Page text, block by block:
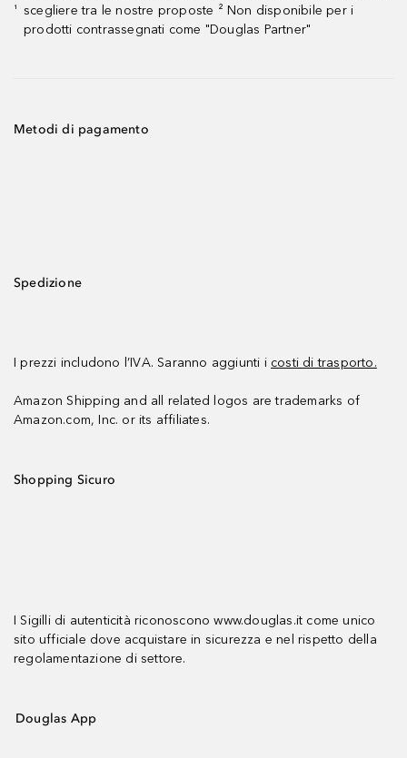
¹
scegliere tra le nostre proposte ² Non disponibile per i
prodotti contrassegnati come "Douglas Partner"
Metodi di pagamento
Spedizione
I prezzi includono l’IVA. Saranno aggiunti i costi di trasporto.
Amazon Shipping and all related logos are trademarks of
Amazon.com, Inc. or its affiliates.
Shopping Sicuro
I Sigilli di autenticità riconoscono www.douglas.it come unico
sito ufficiale dove acquistare in sicurezza e nel rispetto della
regolamentazione di settore.
Douglas App